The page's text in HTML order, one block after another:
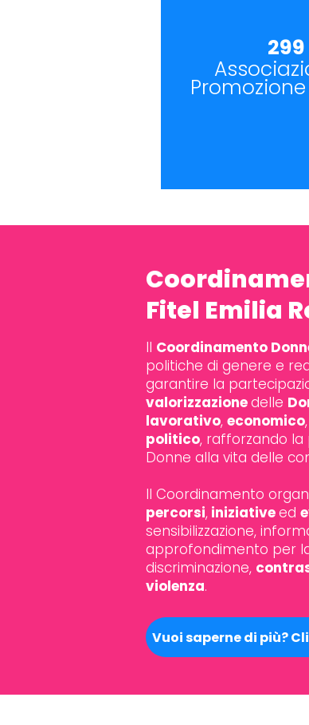
299
Fitel Emilia
Il Coordinamento
politiche di genere e
garantire la
valorizzazionedelle
lavorativo, economico,
politico, rafforzando la
Donne alla vita delle
Il Coordinamento
percorsi, iniziativeed
sensibilizzazione,
approfondimento per
discriminazione,
violenza.
Vuoi saperne di più?